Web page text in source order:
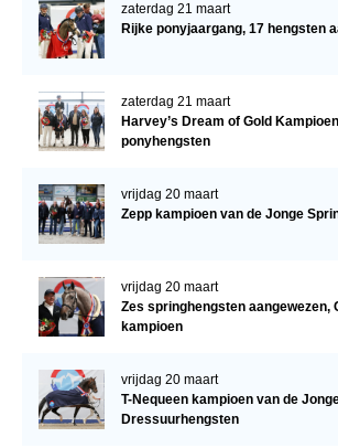
zaterdag 21 maart
Rijke ponyjaargang, 17 hengsten
zaterdag 21 maart
Harvey’s Dream of Gold
ponyhengsten
vrijdag 20 maart
Zepp kampioen van de Jonge
vrijdag 20 maart
Zes springhengsten aangewezen,
kampioen
vrijdag 20 maart
T-Nequeen kampioen van de
Dressuurhengsten